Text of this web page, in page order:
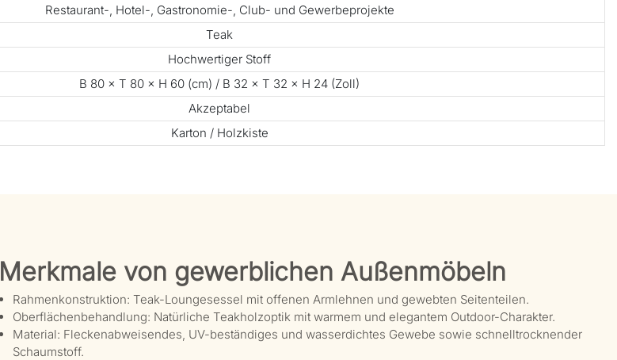
Restaurant-, Hotel-, Gastronomie-, Club- und Gewerbeprojekte
Teak
Hochwertiger Stoff
B 80 × T 80 × H 60 (cm) / B 32 × T 32 × H 24 (Zoll)
Akzeptabel
Karton / Holzkiste
Merkmale von gewerblichen Außenmöbeln
Rahmenkonstruktion: Teak-Loungesessel mit offenen Armlehnen und gewebten Seitenteilen.
Oberflächenbehandlung: Natürliche Teakholzoptik mit warmem und elegantem Outdoor-Charakter.
Material: Fleckenabweisendes, UV-beständiges und wasserdichtes Gewebe sowie schnelltrocknender
Schaumstoff.